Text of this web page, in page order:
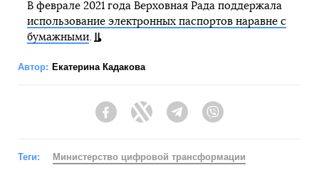
В феврале 2021 года Верховная Рада поддержала
использование электронных паспортов наравне с
бумажными.
Автор: Екатерина Кадакова
FacebookTwitter Telegram
Теги:
Министерство цифровой трансформации